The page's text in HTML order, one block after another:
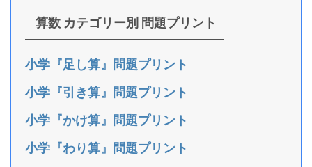
算数 カテゴリー別 問題プリント
小学『足し算』問題プリント
小学『引き算』問題プリント
小学『かけ算』問題プリント
小学『わり算』問題プリント